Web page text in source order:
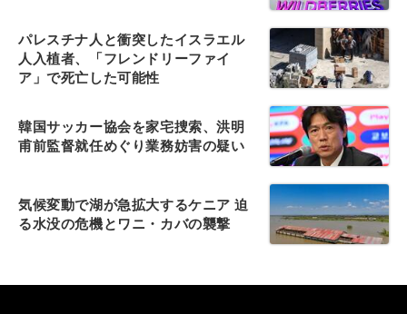
パレスチナ人と衝突したイスラエル
人入植者、「フレンドリーファイ
ア」で死亡した可能性
韓国サッカー協会を家宅捜索、洪明
甫前監督就任めぐり業務妨害の疑い
気候変動で湖が急拡大するケニア 迫
る水没の危機とワニ・カバの襲撃